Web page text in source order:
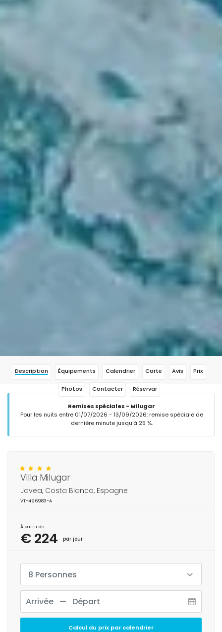
Description Équipements Calendrier Carte Avis Prix
Photos Contacter Réservar
Remises spéciales - Milugar
Pour les nuits entre 01/07/2026 - 13/09/2026: remise spéciale de
dernière minute jusqu'à 25 %.
Villa Milugar
Javea, Costa Blanca, Espagne
VT-496983-A
À partir de
€ 224 par jour
8 Personnes
Calcul du prix par calendrier